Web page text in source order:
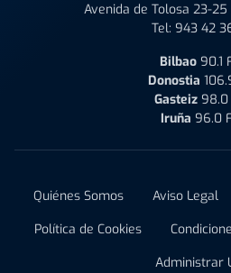
Avenida de Tolosa 23-
Tel: 943 42
Bilbao 90.1
Donostia
Gasteiz 98.0
Iruña 96.0
Quiénes Somos Aviso Legal
Política de Cookies
Administrar